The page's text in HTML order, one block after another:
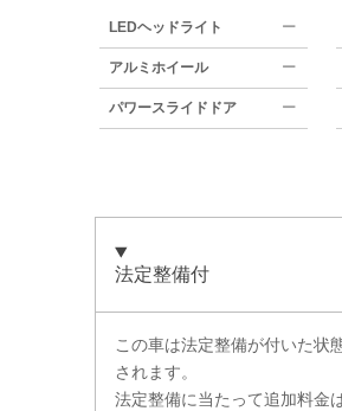
LEDヘッドライト ー
アルミホイール ー
パワースライドドア ー
法定整備付
この車は法定整備が付いた状
されます。
法定整備に当たって追加料金